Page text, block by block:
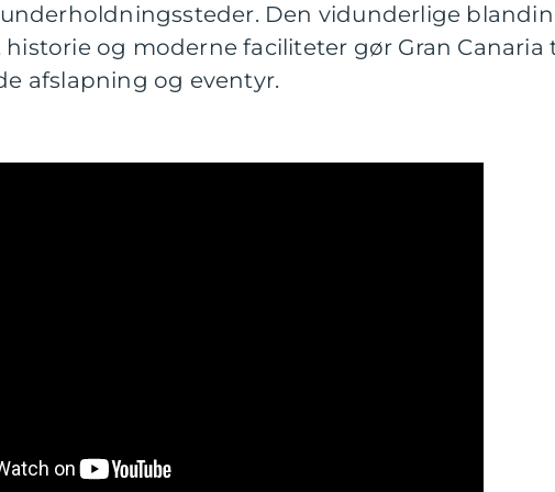
Den vidunderlige
og moderne faciliteter gør Gran Canaria
afslapning og eventyr.